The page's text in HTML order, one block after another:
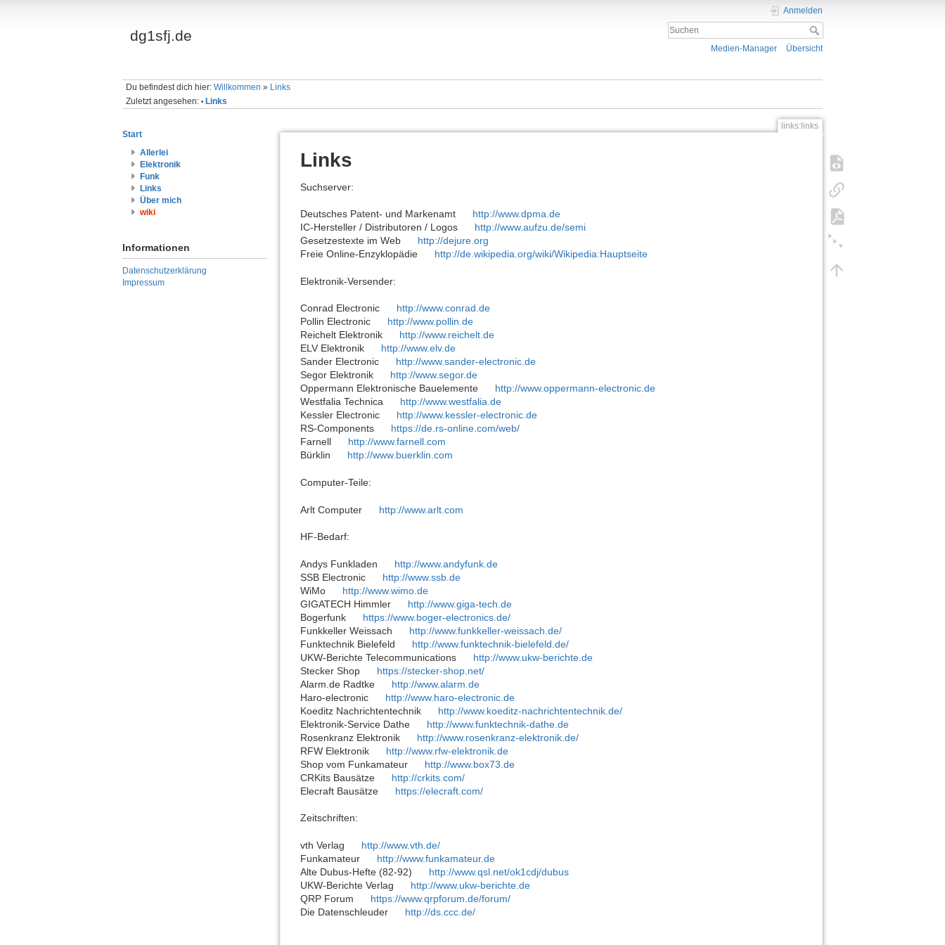
dg1sfj.de
Anmelden
Medien-Manager Übersicht
Du befindest dich hier: Willkommen » Links
Zuletzt angesehen: • Links
Start
Allerlei
Elektronik
Funk
Links
Über mich
wiki
Informationen
Datenschutzerklärung
Impressum
links:links
Links
Suchserver:
Deutsches Patent- und Markenamt
http://www.dpma.de
IC-Hersteller / Distributoren / Logos
http://www.aufzu.de/semi
Gesetzestexte im Web
http://dejure.org
Freie Online-Enzyklopädie
http://de.wikipedia.org/wiki/Wikipedia:Hauptseite
Elektronik-Versender:
Conrad Electronic
http://www.conrad.de
Pollin Electronic
http://www.pollin.de
Reichelt Elektronik
http://www.reichelt.de
ELV Elektronik
http://www.elv.de
Sander Electronic
http://www.sander-electronic.de
Segor Elektronik
http://www.segor.de
Oppermann Elektronische Bauelemente
http://www.oppermann-electronic.de
Westfalia Technica
http://www.westfalia.de
Kessler Electronic
http://www.kessler-electronic.de
RS-Components
https://de.rs-online.com/web/
Farnell
http://www.farnell.com
Bürklin
http://www.buerklin.com
Computer-Teile:
Arlt Computer http://www.arlt.com
HF-Bedarf:
Andys Funkladen
http://www.andyfunk.de
SSB Electronic
http://www.ssb.de
WiMo
http://www.wimo.de
GIGATECH Himmler
http://www.giga-tech.de
Bogerfunk
https://www.boger-electronics.de/
Funkkeller Weissach
http://www.funkkeller-weissach.de/
Funktechnik Bielefeld
http://www.funktechnik-bielefeld.de/
UKW-Berichte Telecommunications
http://www.ukw-berichte.de
Stecker Shop
https://stecker-shop.net/
Alarm.de Radtke
http://www.alarm.de
Haro-electronic
http://www.haro-electronic.de
Koeditz Nachrichtentechnik
http://www.koeditz-nachrichtentechnik.de/
Elektronik-Service Dathe
http://www.funktechnik-dathe.de
Rosenkranz Elektronik
http://www.rosenkranz-elektronik.de/
RFW Elektronik
http://www.rfw-elektronik.de
Shop vom Funkamateur
http://www.box73.de
CRKits Bausätze
http://crkits.com/
Elecraft Bausätze
https://elecraft.com/
Zeitschriften:
vth Verlag
http://www.vth.de/
Funkamateur
http://www.funkamateur.de
Alte Dubus-Hefte (82-92)
http://www.qsl.net/ok1cdj/dubus
UKW-Berichte Verlag
http://www.ukw-berichte.de
QRP Forum
https://www.qrpforum.de/forum/
Die Datenschleuder
http://ds.ccc.de/